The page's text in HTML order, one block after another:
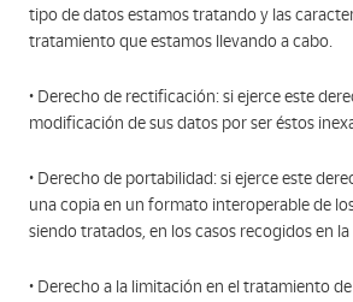
tipo de datos estamos tratando y las
tratamiento que estamos llevando a cabo.
• Derecho de rectificación: si ejerce este
modificación de sus datos por ser éstos
• Derecho de portabilidad: si ejerce este
una copia en un formato interoperable de
siendo tratados, en los casos recogidos en la
• Derecho a la limitación en el tratamiento